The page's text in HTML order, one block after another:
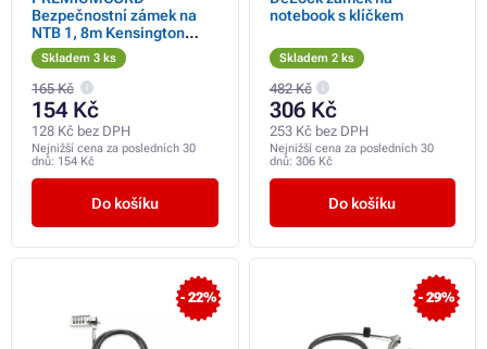
Bezpečnostní zámek na
NTB 1, 8m Kensington
Lock (4 místný kód,
ocelové lanko)
Skladem 3 ks
165 Kč
154 Kč
128 Kč bez DPH
Nejnižší cena za posledních 30
dnů: 154 Kč
Do košíku
notebook s klíčkem
Skladem 2 ks
482 Kč
306 Kč
253 Kč bez DPH
Nejnižší cena za posledních 30
dnů: 306 Kč
Do košíku
- 22% - 29%